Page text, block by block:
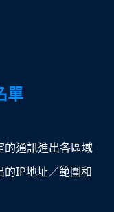
單
的通訊進出各區域
IP地址／範圍和